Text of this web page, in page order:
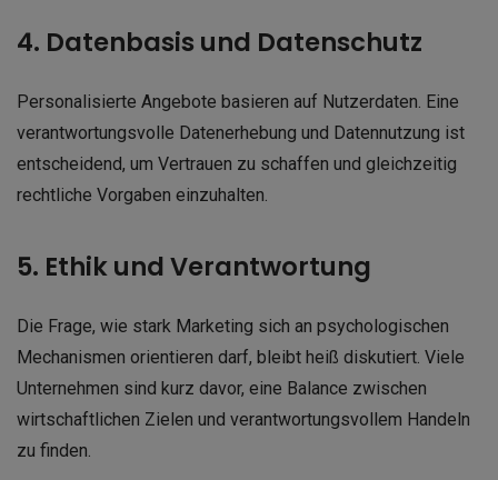
4. Datenbasis und Datenschutz
Personalisierte Angebote basieren auf Nutzerdaten. Eine
verantwortungsvolle Datenerhebung und Datennutzung ist
entscheidend, um Vertrauen zu schaffen und gleichzeitig
rechtliche Vorgaben einzuhalten.
5. Ethik und Verantwortung
Die Frage, wie stark Marketing sich an psychologischen
Mechanismen orientieren darf, bleibt heiß diskutiert. Viele
Unternehmen sind kurz davor, eine Balance zwischen
wirtschaftlichen Zielen und verantwortungsvollem Handeln
zu finden.